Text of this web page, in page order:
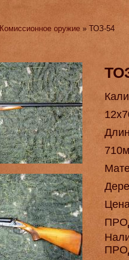
Комиссионное оружие » ТОЗ-54